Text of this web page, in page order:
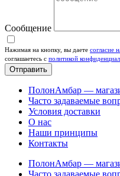
Сообщение
Нажимая на кнопку, вы даете согласие
соглашаетесь c политикой
Отправить
ПолонАмбар —
Часто задаваемые
Условия доставки
О нас
Наши принципы
Контакты
ПолонАмбар —